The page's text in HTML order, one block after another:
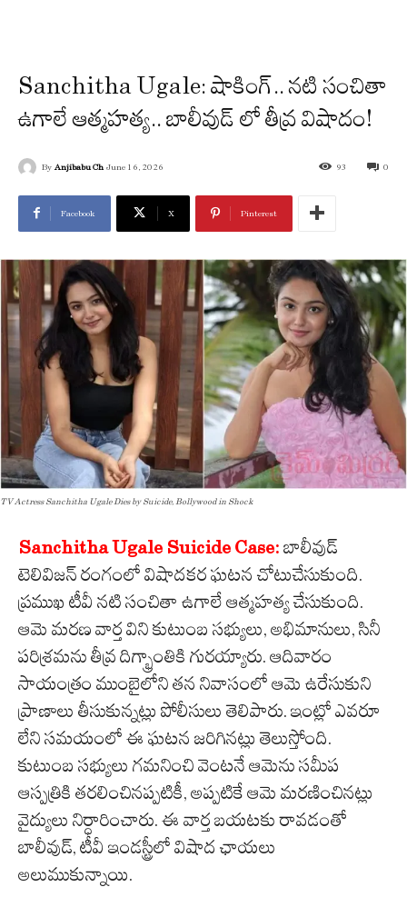
Sanchitha Ugale: షాకింగ్.. నటి సంచితా
ఉగాలే ఆత్మహత్య.. బాలీవుడ్‌ లో తీవ్ర విషాదం!
By Anjibabu Ch June 16, 2026 0
93
Facebook X Pinterest
TV Actress Sanchitha Ugale Dies by Suicide, Bollywood in Shock
Sanchitha Ugale Suicide Case: బాలీవుడ్
టెలివిజన్ రంగంలో విషాదకర ఘటన చోటుచేసుకుంది.
ప్రముఖ టీవీ నటి సంచితా ఉగాలే ఆత్మహత్య చేసుకుంది.
ఆమె మరణ వార్త విని కుటుంబ సభ్యులు, అభిమానులు, సినీ
పరిశ్రమను తీవ్ర దిగ్భ్రాంతికి గురయ్యారు. ఆదివారం
సాయంత్రం ముంబైలోని తన నివాసంలో ఆమె ఉరేసుకుని
ప్రాణాలు తీసుకున్నట్లు పోలీసులు తెలిపారు. ఇంట్లో ఎవరూ
లేని సమయంలో ఈ ఘటన జరిగినట్లు తెలుస్తోంది.
కుటుంబ సభ్యులు గమనించి వెంటనే ఆమెను సమీప
ఆస్పత్రికి తరలించినప్పటికీ, అప్పటికే ఆమె మరణించినట్లు
వైద్యులు నిర్ధారించారు. ఈ వార్త బయటకు రావడంతో
బాలీవుడ్, టీవీ ఇండస్ట్రీలో విషాద ఛాయలు
అలుముకున్నాయి.